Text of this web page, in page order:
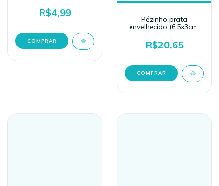
R$4,99
Pézinho prata
envelhecido (6,5x3cm)
R$20,65